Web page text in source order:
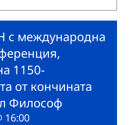
с международна
1150-
от кончината
Философ
16:00